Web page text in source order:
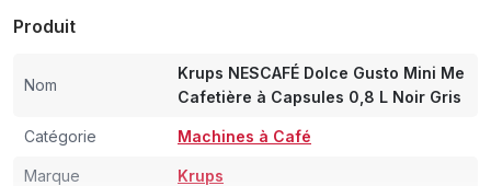
Produit
Nom
Krups NESCAFÉ Dolce Gusto Mini Me
Cafetière à Capsules 0,8 L Noir Gris
Catégorie Machines à Café
Marque Krups